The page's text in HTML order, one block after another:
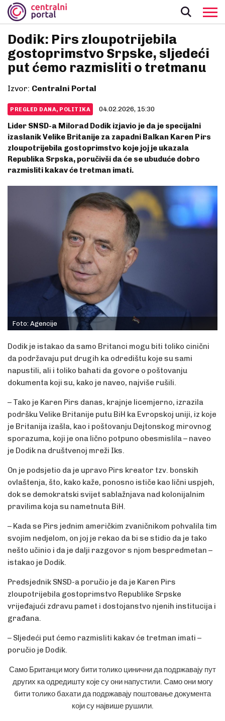
Dodik: Pirs zloupotrijebila
gostoprimstvo Srpske, sljedeći
put ćemo razmisliti o tretmanu
Izvor: Centralni Portal
PREGLED DANA, POLITIKA 04.02.2026, 15:30
Lider SNSD-a Milorad Dodik izjavio je da je specijalni
izaslanik Velike Britanije za zapadni Balkan Karen Pirs
zloupotrijebila gostoprimstvo koje joj je ukazala
Republika Srpska, poručivši da će se ubuduće dobro
razmisliti kakav će tretman imati.
Foto: Agencije
Dodik je istakao da samo Britanci mogu biti toliko cinični
da podržavaju put drugih ka odredištu koje su sami
napustili, ali i toliko bahati da govore o poštovanju
dokumenta koji su, kako je naveo, najviše rušili.
– Tako je Karen Pirs danas, krajnje licemjerno, izrazila
podršku Velike Britanije putu BiH ka Evropskoj uniji, iz koje
je Britanija izašla, kao i poštovanju Dejtonskog mirovnog
sporazuma, koji je ona lično potpuno obesmislila – naveo
je Dodik na društvenoj mreži Iks.
On je podsjetio da je upravo Pirs kreator tzv. bonskih
ovlaštenja, što, kako kaže, ponosno ističe kao lični uspjeh,
dok se demokratski svijet sablažnjava nad kolonijalnim
pravilima koja su nametnuta BiH.
– Kada se Pirs jednim američkim zvaničnikom pohvalila tim
svojim nedjelom, on joj je rekao da bi se stidio da je tako
nešto učinio i da je dalji razgovor s njom bespredmetan –
istakao je Dodik.
Predsjednik SNSD-a poručio je da je Karen Pirs
zloupotrijebila gostoprimstvo Republike Srpske
vrijeđajući zdravu pamet i dostojanstvo njenih institucija i
građana.
– Sljedeći put ćemo razmisliti kakav će tretman imati –
poručio je Dodik.
Само Британци могу бити толико цинични да подржавају пут
других ка одредишту које су они напустили. Само они могу
бити толико бахати да подржавају поштовање документа
који су највише рушили.